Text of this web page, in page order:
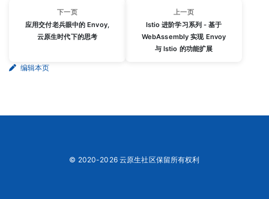
下一页
应用交付老兵眼中的 Envoy,
云原生时代下的思考
上一页
Istio 进阶学习系列 - 基于
WebAssembly 实现 Envoy
与 Istio 的功能扩展
编辑本页
© 2020-2026 云原生社区保留所有权利